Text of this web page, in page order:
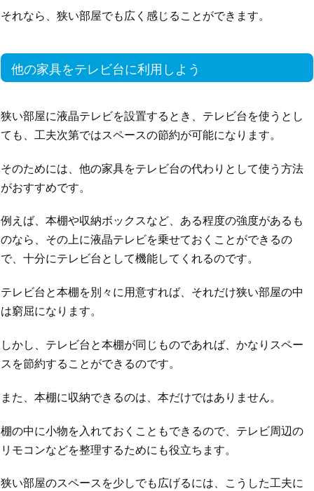
それなら、狭い部屋でも広く感じることができます。
他の家具をテレビ台に利用しよう
狭い部屋に液晶テレビを設置するとき、テレビ台を使うとし
ても、工夫次第ではスペースの節約が可能になります。
そのためには、他の家具をテレビ台の代わりとして使う方法
がおすすめです。
例えば、本棚や収納ボックスなど、ある程度の強度があるも
のなら、その上に液晶テレビを乗せておくことができるの
で、十分にテレビ台として機能してくれるのです。
テレビ台と本棚を別々に用意すれば、それだけ狭い部屋の中
は窮屈になります。
しかし、テレビ台と本棚が同じものであれば、かなりスペー
スを節約することができるのです。
また、本棚に収納できるのは、本だけではありません。
棚の中に小物を入れておくこともできるので、テレビ周辺の
リモコンなどを整理するためにも役立ちます。
狭い部屋のスペースを少しでも広げるには、こうした工夫に